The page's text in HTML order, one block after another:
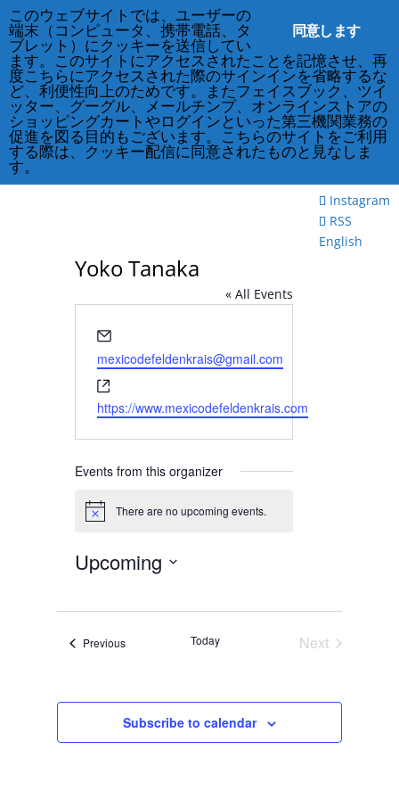
212-677-8621 info@crsny.org
Facebook
X
Instagram
RSS
Facebook
Instagram
RSS
English
Yoko Tanaka
« All Events
mexicodefeldenkrais@gmail.com
https://www.mexicodefeldenkrais.com
Events from this organizer
Notice There are no upcoming events.
Upcoming
PreviousEvents Today
Next
Subscribe to calendar
同意します
このウェブサイトでは、ユーザーの
端末（コンピュータ、携帯電話、タ
ブレット）にクッキーを送信してい
ます。このサイトにアクセスされたことを記憶させ、再
度こちらにアクセスされた際のサインインを省略するな
ど、利便性向上のためです。またフェイスブック、ツイ
ッター、グーグル、メールチンプ、オンラインストアの
ショッピングカートやログインといった第三機関業務の
促進を図る目的もございます。こちらのサイトをご利用
する際は、クッキー配信に同意されたものと見なしま
す。